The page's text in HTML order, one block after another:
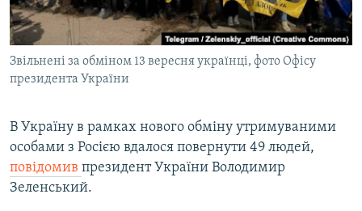
ПОДКАСТИ
КРИМ РЕАЛІЇ
РУС
КТАТ
ДОЛУЧАЙСЯ!
Звільнені за обміном 13 вересня українці, фото Офісу
президента України
В Україну в рамках нового обміну утримуваними
особами з Росією вдалося повернути 49 людей,
повідомив президент України Володимир
Зеленський.